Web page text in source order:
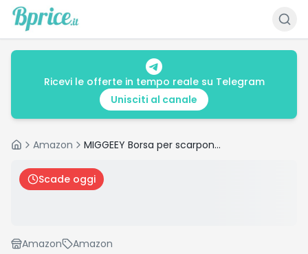
Ricevi le offerte in tempo reale su Telegram
Unisciti al canale
HomeAmazon MIGGEEY Borsa per scarponi da sci con scomparto per casco e scomparto per stivali [50 l], zaino da sci con tasca per casco, borsa da sci con funzione di tracolla e spazio per accessori da sci
Scade oggi
Amazon Amazon